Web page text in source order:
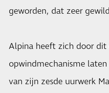
geworden, dat zeer
Alpina heeft zich door dit
opwindmechanisme
van zijn zesde uurwerk